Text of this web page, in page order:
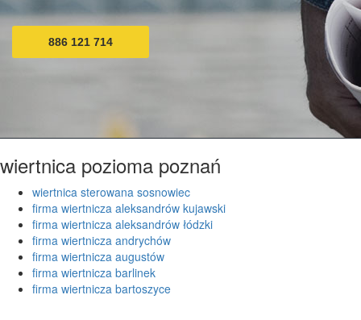
886 121 714
wiertnica pozioma poznań
wiertnica sterowana sosnowiec
firma wiertnicza aleksandrów kujawski
firma wiertnicza aleksandrów łódzki
firma wiertnicza andrychów
firma wiertnicza augustów
firma wiertnicza barlinek
firma wiertnicza bartoszyce